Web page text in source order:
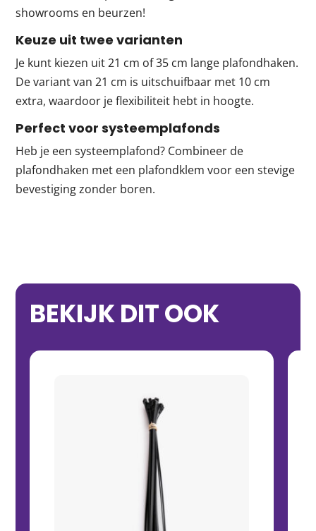
showrooms en beurzen!
Keuze uit twee varianten
Je kunt kiezen uit 21 cm of 35 cm lange plafondhaken.
De variant van 21 cm is uitschuifbaar met 10 cm
extra, waardoor je flexibiliteit hebt in hoogte.
Perfect voor systeemplafonds
Heb je een systeemplafond? Combineer de
plafondhaken met een plafondklem voor een stevige
bevestiging zonder boren.
BEKIJK DIT OOK